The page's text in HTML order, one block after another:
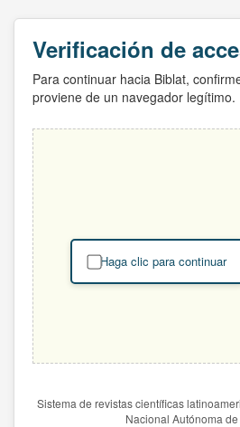
Verificación de
Para continuar hacia Biblat,
proviene de un navegador legítimo.
Haga clic para continuar
Sistema de revistas científicas
Nacional Autónoma